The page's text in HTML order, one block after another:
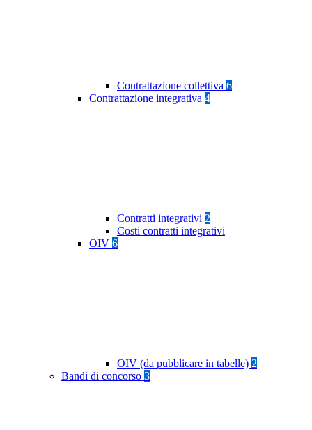
Contrattazione collettiva 6
Contrattazione integrativa 4
Contratti integrativi 2
Costi contratti integrativi
OIV 6
OIV (da pubblicare in tabelle) 2
Bandi di concorso 3